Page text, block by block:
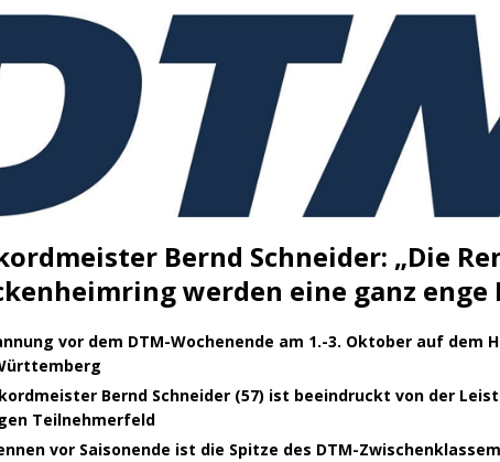
[ 15. April 2023 ]
Natur/Umwelt – Militärischer Übungsplatz Dudenhofen /
[ 7. Mai 2025 ]
Radio Regenbogen spendet 10.000.- € an „Kinder unterm
BADEN-WÜRTTEMBERG
[ 6. Mai 2025 ]
Radarfallen / Blitzer / Geschwindigkeitsmessung für die KW
11.05.2025)
GESCHWINDIGKEITSKONTROLLE
MVV-Reitstadion
BADEN-WÜRTTEMBERG
Technik Museum Speyer / Brazzeltag
[ 4. Mai 2025 ] Veranstaltung / Speyer
SPEYER
[ 29. März 2024 ]
Polizei / Konsumcannabisgesetz (KCanG)
Bernd Schneider: „Die
werden eine ganz enge
vor dem DTM-Wochenende am 1.-3. Oktober auf dem
Bernd Schneider (57) ist beeindruckt von der
Teilnehmerfeld
vor Saisonende ist die Spitze des DTM-